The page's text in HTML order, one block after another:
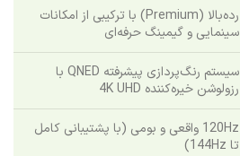
رده‌بالا (Premium) با ترکیبی از امکانات
سینمایی و گیمینگ حرفه‌ای
سیستم رنگ‌پردازی پیشرفته QNED با
رزولوشن خیره‌کننده 4K UHD
120Hz واقعی و بومی (با پشتیبانی کامل
تا 144Hz)